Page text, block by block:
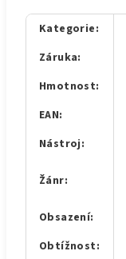
Kategorie:
Záruka:
Hmotnost:
EAN:
Nástroj:
Žánr:
Obsazení:
Obtížnost: